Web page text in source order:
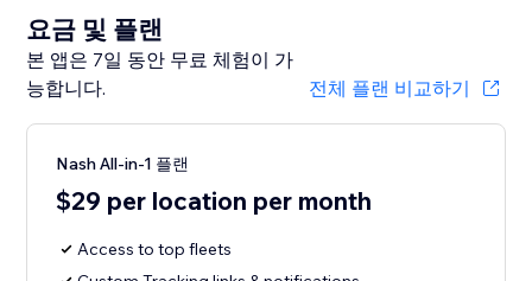
요금 및 플랜
본 앱은 7일 동안 무료 체험이 가
능합니다.
전체 플랜 비교하기
Nash All-in-1 플랜
$29 per location per month
Access to top fleets